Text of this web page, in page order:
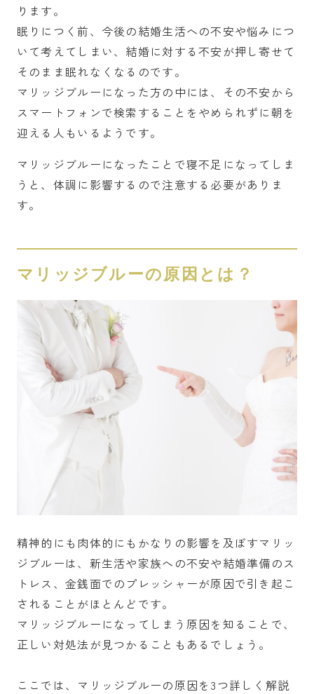
ります。
眠りにつく前、今後の結婚生活への不安や悩みにつ
いて考えてしまい、結婚に対する不安が押し寄せて
そのまま眠れなくなるのです。
マリッジブルーになった方の中には、その不安から
スマートフォンで検索することをやめられずに朝を
迎える人もいるようです。
マリッジブルーになったことで寝不足になってしま
うと、体調に影響するので注意する必要がありま
す。
マリッジブルーの原因とは？
精神的にも肉体的にもかなりの影響を及ぼすマリッ
ジブルーは、新生活や家族への不安や結婚準備のス
トレス、金銭面でのプレッシャーが原因で引き起こ
されることがほとんどです。
マリッジブルーになってしまう原因を知ることで、
正しい対処法が見つかることもあるでしょう。
ここでは、マリッジブルーの原因を3つ詳しく解説